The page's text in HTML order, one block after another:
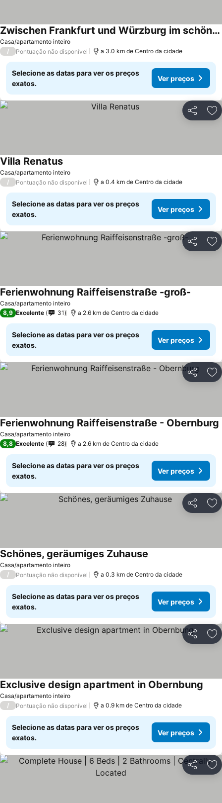
Casa/apartamento inteiro
Zwischen Frankfurt und Würzburg im schönen Odenwald
/ Pontuação não disponível a 3.0 km de Centro da cidade
Selecione as datas para ver os preços
exatos.
Ver preços
Partilhar
Casa/apartamento inteiro
Villa Renatus
/ Pontuação não disponível a 0.4 km de Centro da cidade
Selecione as datas para ver os preços
exatos.
Ver preços
Partilhar
Casa/apartamento inteiro
Ferienwohnung Raiffeisenstraße -groß-
8,9 Excelente 31 a 2.6 km de Centro da cidade
Selecione as datas para ver os preços
exatos.
Ver preços
Partilhar
Casa/apartamento inteiro
Ferienwohnung Raiffeisenstraße - Obernburg
8,8 Excelente 28 a 2.6 km de Centro da cidade
Selecione as datas para ver os preços
exatos.
Ver preços
Partilhar
Casa/apartamento inteiro
Schönes, geräumiges Zuhause
/ Pontuação não disponível a 0.3 km de Centro da cidade
Selecione as datas para ver os preços
exatos.
Ver preços
Partilhar
Casa/apartamento inteiro
Exclusive design apartment in Obernbung
/ Pontuação não disponível a 0.9 km de Centro da cidade
Selecione as datas para ver os preços
exatos.
Ver preços
Partilhar